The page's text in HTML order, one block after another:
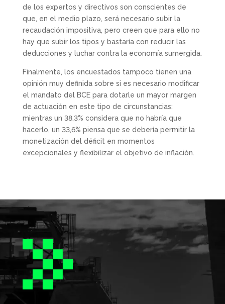
de los expertos y directivos son conscientes de
que, en el medio plazo, será necesario subir la
recaudación impositiva, pero creen que para ello no
hay que subir los tipos y bastaría con reducir las
deducciones y luchar contra la economía sumergida.
Finalmente, los encuestados tampoco tienen una
opinión muy definida sobre si es necesario modificar
el mandato del BCE para dotarle un mayor margen
de actuación en este tipo de circunstancias:
mientras un 38,3% considera que no habría que
hacerlo, un 33,6% piensa que se debería permitir la
monetización del déficit en momentos
excepcionales y flexibilizar el objetivo de inflación.